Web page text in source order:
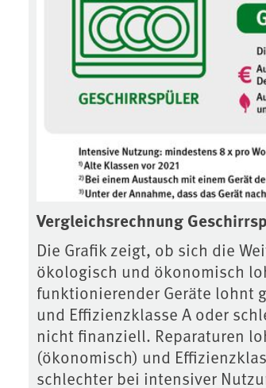
Vergleichsrechnung
Die Grafik zeigt, ob sich die
ökologisch und ökonomisch
funktionierender Geräte lohnt
und Effizienzklasse A oder
nicht finanziell. Reparaturen
(ökonomisch) und
schlechter bei intensiver